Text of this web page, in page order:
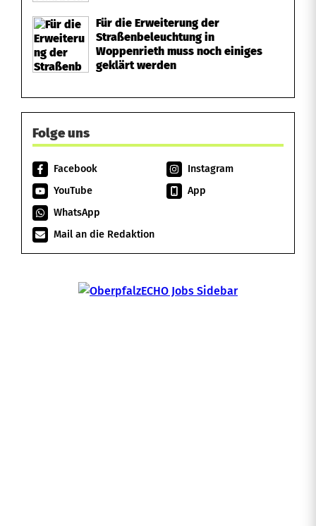
Für die Erweiterung der
Straßenbeleuchtung in
Woppenrieth muss noch einiges
geklärt werden
Folge uns
Facebook
Instagram
YouTube
App
WhatsApp
Mail an die Redaktion